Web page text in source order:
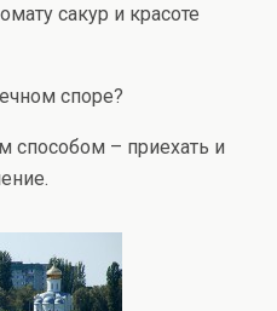
сакур и красоте
споре?
способом – приехать и